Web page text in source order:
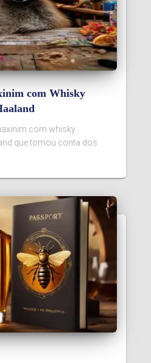
com Whisky
com whisky
que tomou conta dos